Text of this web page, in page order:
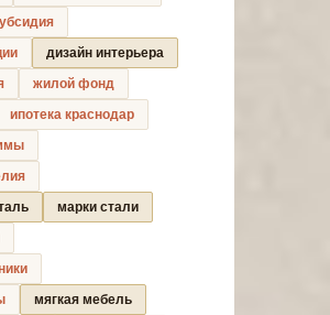
дизайн интерьера
жилой фонд
ипотека краснодар
марки стали
мягкая мебель